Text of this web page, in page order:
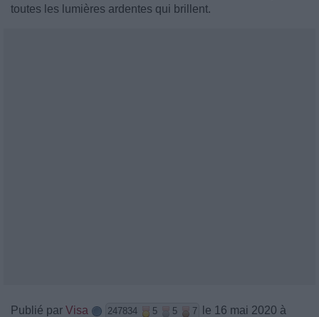
toutes les lumières ardentes qui brillent.
Publié par Visa 247834 5 5 7
le 16 mai 2020 à